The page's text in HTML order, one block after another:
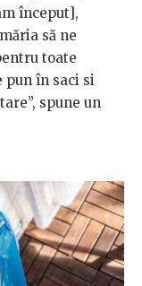
început],
să ne
toate
în saci si
spune un